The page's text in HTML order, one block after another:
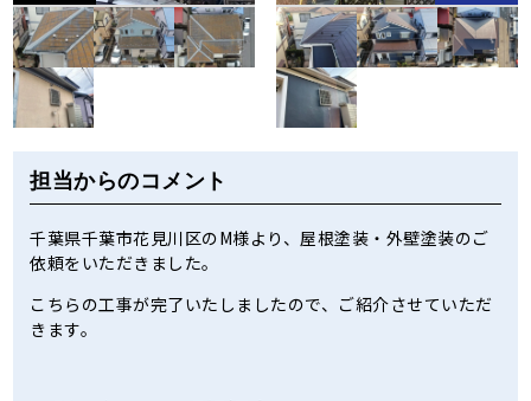
担当からのコメント
千葉県千葉市花見川区のM様より、屋根塗装・外壁塗装のご
依頼をいただきました。
こちらの工事が完了いたしましたので、ご紹介させていただ
きます。